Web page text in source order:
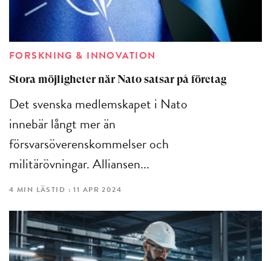
FORSKNING & INNOVATION
Stora möjligheter när Nato satsar på företag
Det svenska medlemskapet i Nato
innebär långt mer än
försvarsöverenskommelser och
militärövningar. Alliansen...
4 MIN LÄSTID : 11 APR 2024